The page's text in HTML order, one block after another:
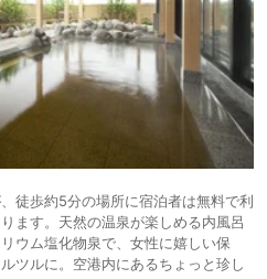
徒歩約5分の場所に宿泊者は無料で利
ます。天然の温泉が楽しめる内風呂
ウム塩化物泉で、女性に嬉しい保
ツルに。空港内にあるちょっと珍し